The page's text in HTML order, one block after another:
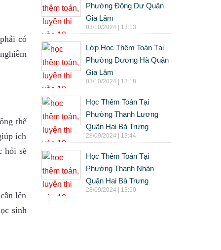
có
thể
ích
hỏi sẽ
lên
sinh
Phường Đông Dư Quận
Gia Lâm
03/10/2024 | 13:13
Lớp Học Thêm Toán Tại
Phường Dương Hà Quận
Gia Lâm
03/10/2024 | 13:18
Học Thêm Toán Tại
Phường Thanh Lương
Quận Hai Bà Trưng
28/09/2024 | 13:44
Học Thêm Toán Tại
Phường Thanh Nhàn
Quận Hai Bà Trưng
28/09/2024 | 13:50